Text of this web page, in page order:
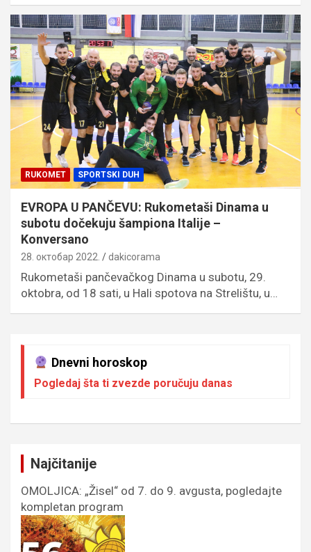
RUKOMET SPORTSKI DUH
EVROPA U PANČEVU: Rukometaši Dinama u
subotu dočekuju šampiona Italije –
Konversano
28. октобар 2022. dakicorama
Rukometaši pančevačkog Dinama u subotu, 29.
oktobra, od 18 sati, u Hali spotova na Strelištu, u…
Dnevni horoskop
Pogledaj šta ti zvezde poručuju danas
Najčitanije
OMOLJICA: „Žisel“ od 7. do 9. avgusta, pogledajte
kompletan program